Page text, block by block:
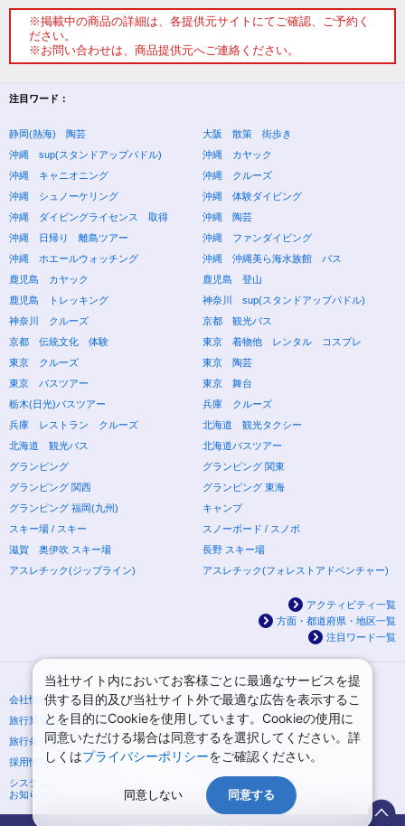
※掲載中の商品の詳細は、各提供元サイトにてご確認、ご予約く
ださい。
※お問い合わせは、商品提供元へご連絡ください。
注目ワード：
静岡(熱海) 陶芸
大阪 散策 街歩き
沖縄 sup(スタンドアップパドル)
沖縄 カヤック
沖縄 キャニオニング
沖縄 クルーズ
沖縄 シュノーケリング
沖縄 体験ダイビング
沖縄 ダイビングライセンス 取得
沖縄 陶芸
沖縄 日帰り 離島ツアー
沖縄 ファンダイビング
沖縄 ホエールウォッチング
沖縄 沖縄美ら海水族館 バス
鹿児島 カヤック
鹿児島 登山
鹿児島 トレッキング
神奈川 sup(スタンドアップパドル)
神奈川 クルーズ
京都 観光バス
京都 伝統文化 体験
東京 着物他 レンタル コスプレ
東京 クルーズ
東京 陶芸
東京 バスツアー
東京 舞台
栃木(日光)バスツアー
兵庫 クルーズ
兵庫 レストラン クルーズ
北海道 観光タクシー
北海道 観光バス
北海道バスツアー
グランピング
グランピング 関東
グランピング 関西
グランピング 東海
グランピング 福岡(九州)
キャンプ
スキー場 / スキー
スノーボード / スノボ
滋賀 奥伊吹 スキー場
長野 スキー場
アスレチック(ジップライン)
アスレチック(フォレストアドベンチャー)
アクティビティ一覧
方面・都道府県・地区一覧
注目ワード一覧
会社情報
プライバシーポリシー
旅行業登録票・約款
規約集
旅行条件書
ニュースリリース
採用情報
サイトマップ
システムメンテナンスの
お知らせ
当社サイト内においてお客様ごとに最適なサービスを提
供する目的及び当社サイト外で最適な広告を表示するこ
とを目的にCookieを使用しています。Cookieの使用に
同意いただける場合は同意するを選択してください。詳
しくはプライバシーポリシーをご確認ください。
同意しない 同意する